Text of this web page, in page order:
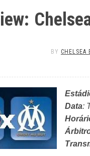
BY CHELSEA
Data: